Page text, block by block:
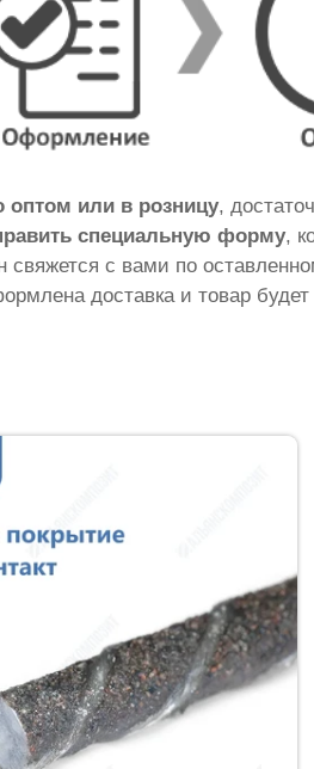
оптом или в розницу,
специальную форму,
свяжется с вами по
доставка и товар будет